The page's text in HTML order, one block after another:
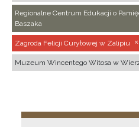
Regionalne Centrum Edukacji o
Baszaka
Zagroda Felicji Curyłowej w Zalipiu
Muzeum Wincentego Witosa w